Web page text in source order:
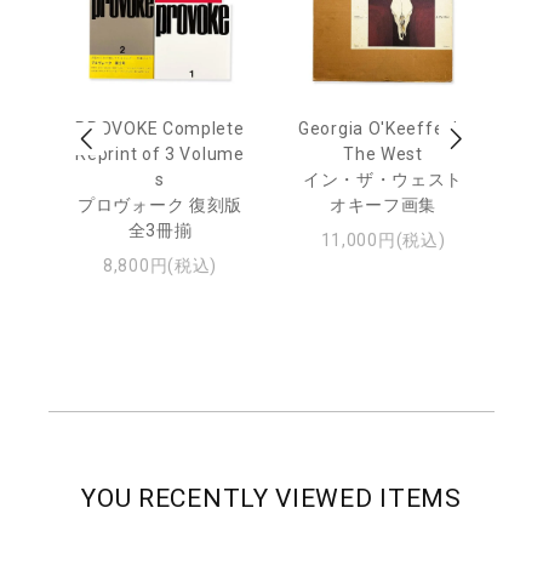
PROVOKE Complete
Reprint of 3 Volume
s
プロヴォーク 復刻版
全3冊揃
8,800円(税込)
Georgia O'Keeffe: In
The West
イン・ザ・ウェスト
オキーフ画集
11,000円(税込)
YOU RECENTLY VIEWED ITEMS